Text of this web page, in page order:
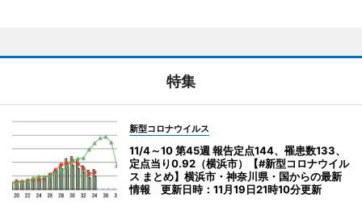
特集
新型コロナウイルス
11/4～10 第45週 報告定点144、罹患数133、
定点当り0.92（横浜市）【#新型コロナウイル
ス まとめ】横浜市・神奈川県・国からの最新
情報 更新日時：11月19日21時10分更新